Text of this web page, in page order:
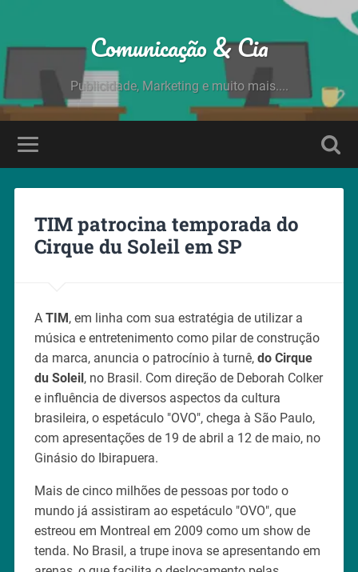
Comunicação & Cia
Publicidade, Marketing e muito mais....
TIM patrocina temporada do
Cirque du Soleil em SP
A TIM, em linha com sua estratégia de utilizar a
música e entretenimento como pilar de construção
da marca, anuncia o patrocínio à turnê, do Cirque
du Soleil, no Brasil. Com direção de Deborah Colker
e influência de diversos aspectos da cultura
brasileira, o espetáculo "OVO", chega à São Paulo,
com apresentações de 19 de abril a 12 de maio, no
Ginásio do Ibirapuera.
Mais de cinco milhões de pessoas por todo o
mundo já assistiram ao espetáculo "OVO", que
estreou em Montreal em 2009 como um show de
tenda. No Brasil, a trupe inova se apresentando em